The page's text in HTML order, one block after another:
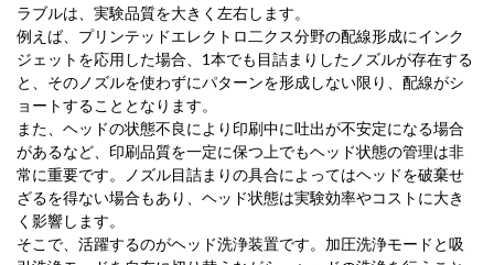
ラブルは、実験品質を大きく左右します。
例えば、プリンテッドエレクトロ二クス分野の配線形成にインク
ジェットを応用した場合、1本でも目詰まりしたノズルが存在する
と、そのノズルを使わずにパターンを形成しない限り、配線がシ
ョートすることとなります。
また、ヘッドの状態不良により印刷中に吐出が不安定になる場合
があるなど、印刷品質を一定に保つ上でもヘッド状態の管理は非
常に重要です。ノズル目詰まりの具合によってはヘッドを破棄せ
ざるを得ない場合もあり、ヘッド状態は実験効率やコストに大き
く影響します。
そこで、活躍するのがヘッド洗浄装置です。加圧洗浄モードと吸